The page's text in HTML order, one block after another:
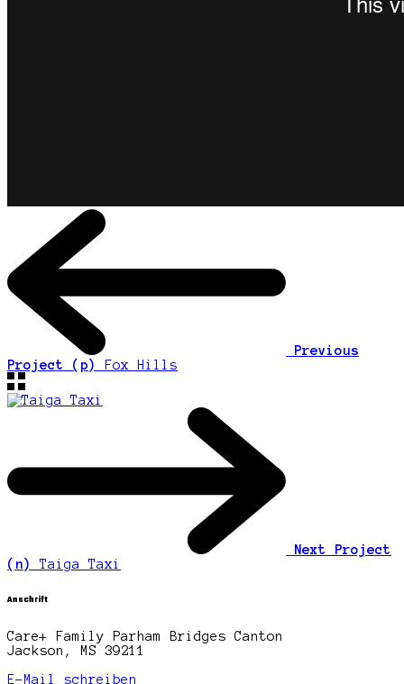
Previous
Project (p)
Fox Hills
Next Project
(n)Taiga Taxi
Anschrift
Care+ Family Parham Bridges Canton
Jackson, MS 39211
E-Mail schreiben